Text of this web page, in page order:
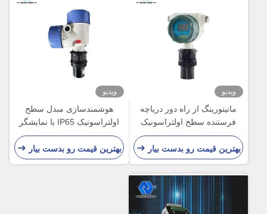
ویدیو
مانیتورینگ از راه دور دریاچه
فرستنده سطح اولتراسونیک
فرستنده سطح روغن
اولتراسونیک
بهترین قیمت رو بدست بیار
ویدیو
هوشمندسازی مبدل سطح
اولتراسونیک IP65 با نمایشگر
LCD
بهترین قیمت رو بدست بیار